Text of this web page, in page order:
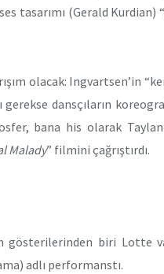
tasarımı (Gerald Kurdian) “
olacak: Ingvartsen’in
gerekse dansçıların
bana his olarak
Malady” filmini çağrıştırdı.
gösterilerinden biri Lotte
adlı performanstı.